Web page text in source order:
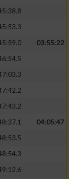
03:55:22
04:05:47